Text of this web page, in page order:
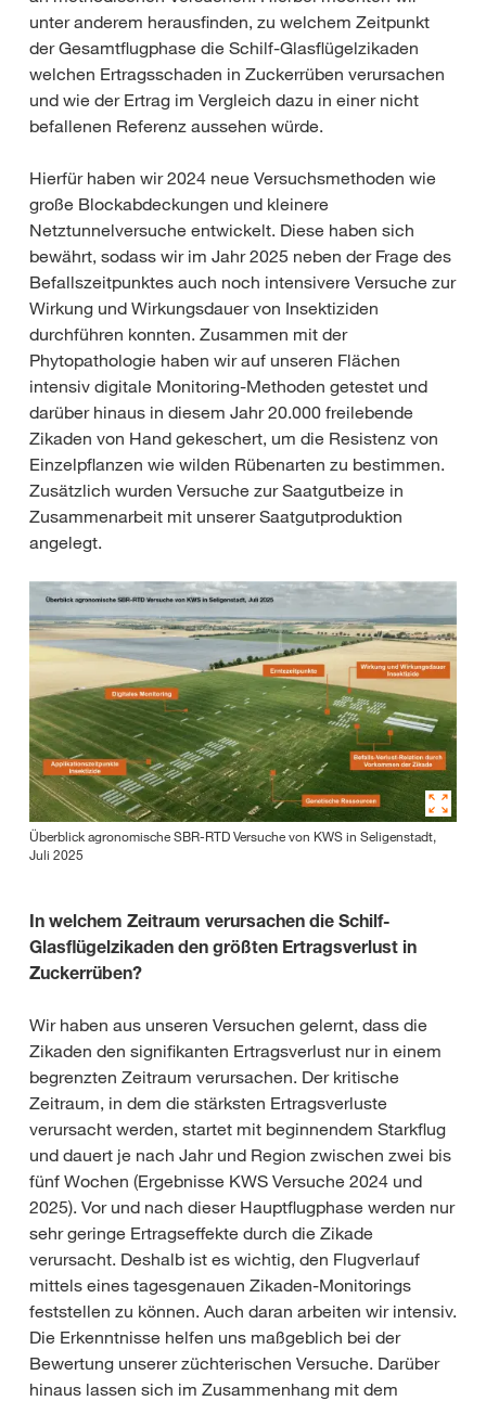
unter anderem herausfinden, zu welchem Zeitpunkt
der Gesamtflugphase die Schilf-Glasflügelzikaden
welchen Ertragsschaden in Zuckerrüben verursachen
und wie der Ertrag im Vergleich dazu in einer nicht
befallenen Referenz aussehen würde.
Hierfür haben wir 2024 neue Versuchsmethoden wie
große Blockabdeckungen und kleinere
Netztunnelversuche entwickelt. Diese haben sich
bewährt, sodass wir im Jahr 2025 neben der Frage des
Befallszeitpunktes auch noch intensivere Versuche zur
Wirkung und Wirkungsdauer von Insektiziden
durchführen konnten. Zusammen mit der
Phytopathologie haben wir auf unseren Flächen
intensiv digitale Monitoring-Methoden getestet und
darüber hinaus in diesem Jahr 20.000 freilebende
Zikaden von Hand gekeschert, um die Resistenz von
Einzelpflanzen wie wilden Rübenarten zu bestimmen.
Zusätzlich wurden Versuche zur Saatgutbeize in
Zusammenarbeit mit unserer Saatgutproduktion
angelegt.
Überblick agronomische SBR-RTD Versuche von KWS in Seligenstadt,
Juli 2025
In welchem Zeitraum verursachen die Schilf-
Glasflügelzikaden den größten Ertragsverlust in
Zuckerrüben?
Wir haben aus unseren Versuchen gelernt, dass die
Zikaden den signifikanten Ertragsverlust nur in einem
begrenzten Zeitraum verursachen. Der kritische
Zeitraum, in dem die stärksten Ertragsverluste
verursacht werden, startet mit beginnendem Starkflug
und dauert je nach Jahr und Region zwischen zwei bis
fünf Wochen (Ergebnisse KWS Versuche 2024 und
2025). Vor und nach dieser Hauptflugphase werden nur
sehr geringe Ertragseffekte durch die Zikade
verursacht. Deshalb ist es wichtig, den Flugverlauf
mittels eines tagesgenauen Zikaden-Monitorings
feststellen zu können. Auch daran arbeiten wir intensiv.
Die Erkenntnisse helfen uns maßgeblich bei der
Bewertung unserer züchterischen Versuche. Darüber
hinaus lassen sich im Zusammenhang mit dem